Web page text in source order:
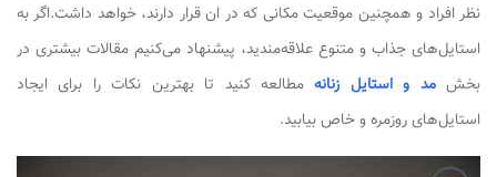
نظر افراد و همچنین موقعیت مکانی که در ان قرار دارند، خواهد داشت.اگر به
استایل‌های جذاب و متنوع علاقه‌مندید، پیشنهاد می‌کنیم مقالات بیشتری در
بخشمد و استایل زنانهمطالعه کنید تا بهترین نکات را برای ایجاد
استایل‌های روزمره و خاص بیابید.